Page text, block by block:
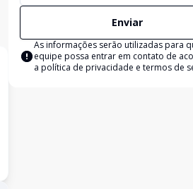
Enviar
As informações serão utilizadas para
equipe possa entrar em contato de
a política de privacidade e termos de